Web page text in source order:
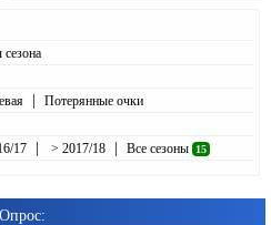
| Потерянные очки
17 | > 2017/18 | Все сезоны 15
Опрос: